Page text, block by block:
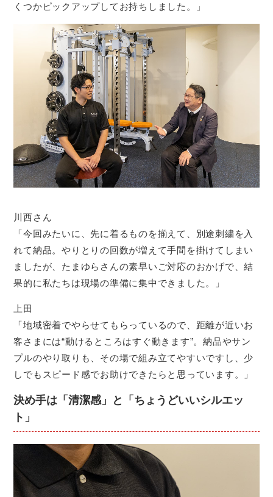
くつかピックアップしてお持ちしました。」
川西さん
「今回みたいに、先に着るものを揃えて、別途刺繍を入
れて納品。やりとりの回数が増えて手間を掛けてしまい
ましたが、たまゆらさんの素早いご対応のおかげで、結
果的に私たちは現場の準備に集中できました。」
上田
「地域密着でやらせてもらっているので、距離が近いお
客さまには“動けるところはすぐ動きます”。納品やサン
プルのやり取りも、その場で組み立てやすいですし、少
しでもスピード感でお助けできたらと思っています。」
決め手は「清潔感」と「ちょうどいいシルエッ
ト」